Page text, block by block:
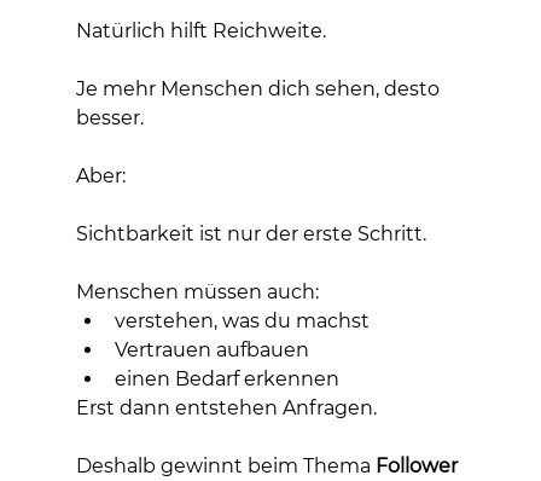
Natürlich hilft Reichweite.
Je mehr Menschen dich sehen, desto
besser.
Aber:
Sichtbarkeit ist nur der erste Schritt.
Menschen müssen auch:
verstehen, was du machst
Vertrauen aufbauen
einen Bedarf erkennen
Erst dann entstehen Anfragen.
Deshalb gewinnt beim Thema Follower